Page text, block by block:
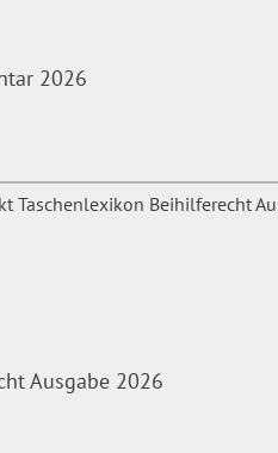
und Seminaren
2026
Ausgabe 2026